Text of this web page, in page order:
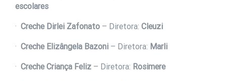
escolares
· Creche Dirlei Zafonato – Diretora: Cleuzi
· Creche Elizângela Bazoni – Diretora: Marli
· Creche Criança Feliz – Diretora: Rosimere